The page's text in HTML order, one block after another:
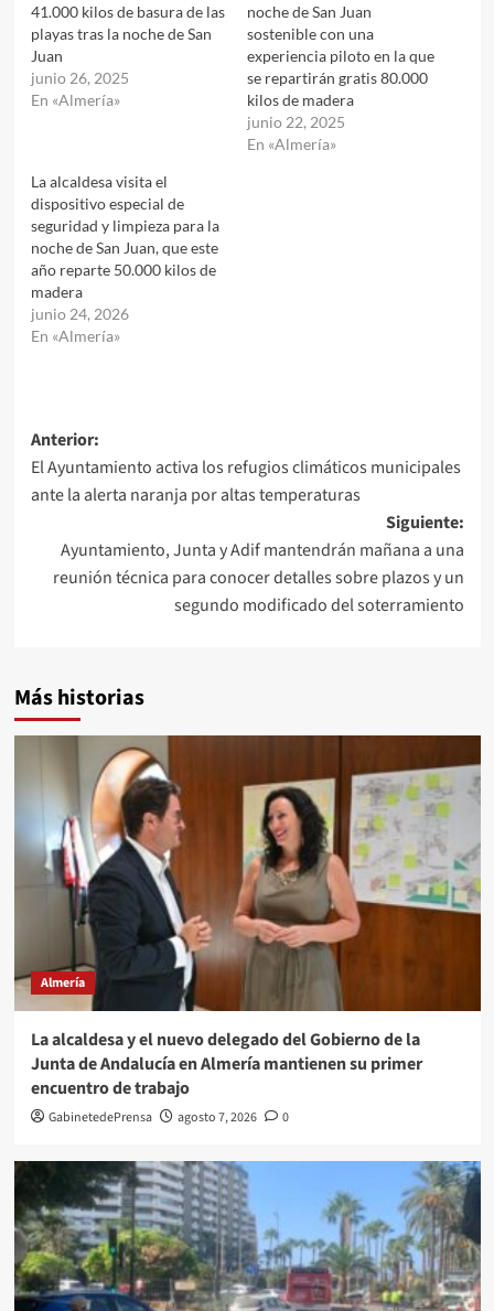
41.000 kilos de basura de las
playas tras la noche de San
Juan
junio 26, 2025
En «Almería»
noche de San Juan
sostenible con una
experiencia piloto en la que
se repartirán gratis 80.000
kilos de madera
junio 22, 2025
En «Almería»
La alcaldesa visita el
dispositivo especial de
seguridad y limpieza para la
noche de San Juan, que este
año reparte 50.000 kilos de
madera
junio 24, 2026
En «Almería»
Navegación
de
entradas
Anterior:
El Ayuntamiento activa los refugios climáticos municipales
ante la alerta naranja por altas temperaturas
Siguiente:
Ayuntamiento, Junta y Adif mantendrán mañana a una
reunión técnica para conocer detalles sobre plazos y un
segundo modificado del soterramiento
Más historias
Almería
La alcaldesa y el nuevo delegado del Gobierno de la
Junta de Andalucía en Almería mantienen su primer
encuentro de trabajo
GabinetedePrensa agosto 7, 2026 0